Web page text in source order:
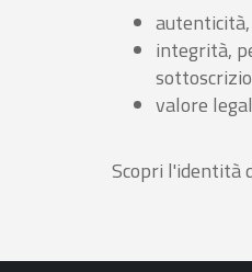
integrità,
valore
Scopri l'identità